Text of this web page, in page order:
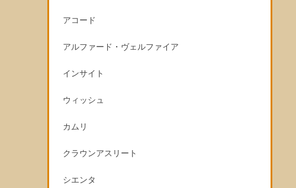
アコード
アルファード・ヴェルファイア
インサイト
ウィッシュ
カムリ
クラウンアスリート
シエンタ